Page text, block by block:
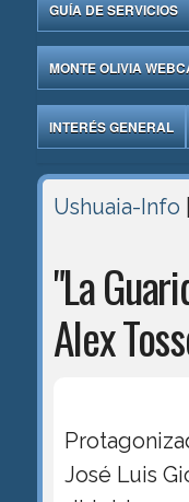
GUÍA DE SERVICIOS
MONTE OLIVIA
INTERÉS GENERAL
Ushuaia-Info
"La
Alex
José Luis